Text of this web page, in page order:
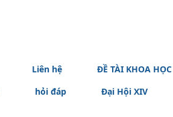
Liên hệ
ĐỀ TÀI KHOA HỌC
hỏi đáp Đại Hội XIV